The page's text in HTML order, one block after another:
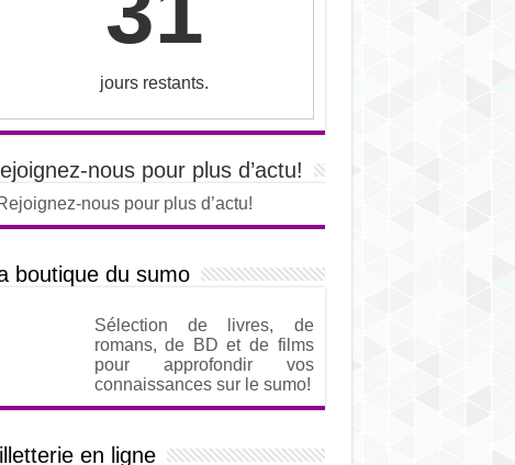
jours restants.
nous pour plus d’actu!
nous pour plus d’actu!
boutique du sumo
Sélection de livres, de
romans, de BD et de films
pour approfondir vos
connaissances sur le sumo!
en ligne